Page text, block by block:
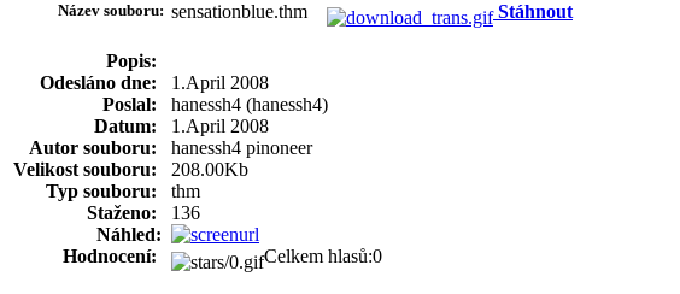
Název souboru: sensationblue.thm Stáhnout
Popis:
Odesláno dne:
1.April 2008
Poslal:
hanessh4 (hanessh4)
Datum:
1.April 2008
Autor souboru:
hanessh4 pinoneer
Velikost souboru:
208.00Kb
Typ souboru:
thm
Staženo:
136
Náhled:
Hodnocení:
Celkem hlasů:0